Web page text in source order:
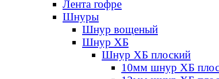
Лента гофре
Шнуры
Шнур вощеный
Шнур ХБ
Шнур ХБ плоский
10мм шнур ХБ